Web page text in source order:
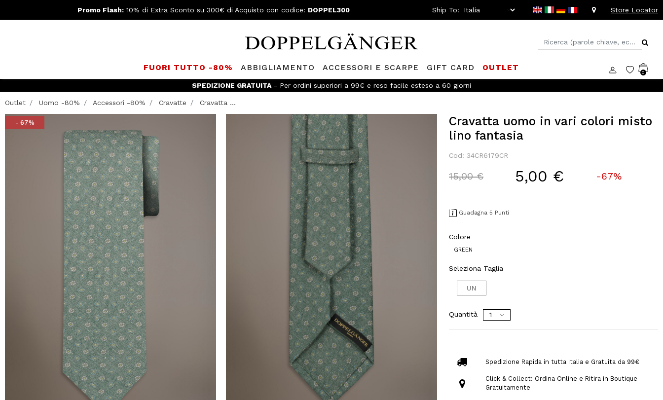
Promo Flash:10% di Extra Sconto su 300€ di Acquisto con codice: DOPPEL300 Ship To: Store Locator
FUORI TUTTO -80% ABBIGLIAMENTO ACCESSORI E SCARPE GIFT CARD OUTLET
0
SPEDIZIONE GRATUITA - Per ordini superiori a 99€ e reso facile esteso a 60 giorni
Outlet Uomo -80% Accessori -80% Cravatte Cravatta ...
- 67%
Cravatta uomo in vari colori misto
lino fantasia
Cod: 34CR6179CR
Price reduced from
15,00 €to 5,00 € -67%
Guadagna 5 Punti
Colore
GREEN
Seleziona Taglia
UN
Quantità
Spedizione Rapida in tutta Italia e Gratuita da 99€
Click & Collect: Ordina Online e Ritira in Boutique
Gratuitamente